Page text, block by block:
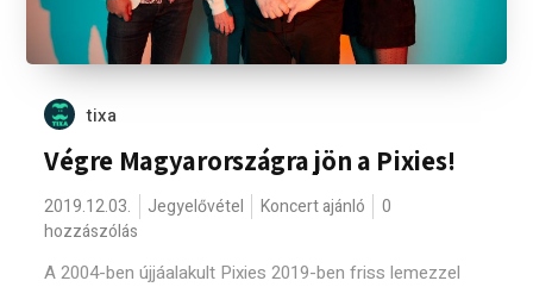
tixa
Végre Magyarországra jön a Pixies!
2019.12.03. Jegyelővétel Koncert ajánló
0
hozzászólás
A 2004-ben újjáalakult Pixies 2019-ben friss lemezzel